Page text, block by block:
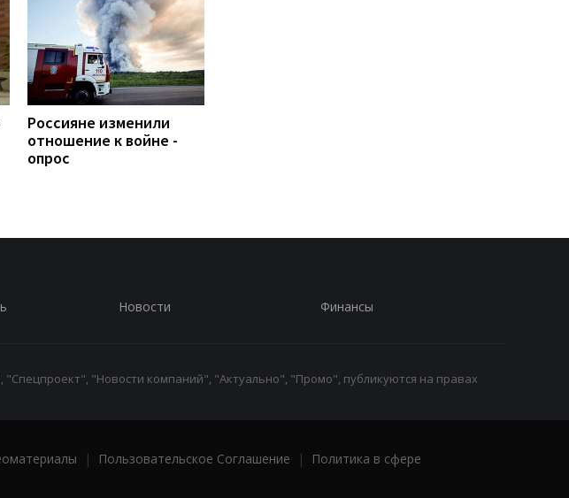
Россияне изменили
отношение к войне -
опрос
Новости Финансы
"Новости компаний", "Актуально", "Промо", публикуются на правах
| Пользовательское Соглашение |
Политика в сфере